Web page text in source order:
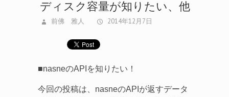
前佛 雅人 2014年12月7日
■nasneのAPIを知りたい！
今回の投稿は、nasneのAPIが返すデータ